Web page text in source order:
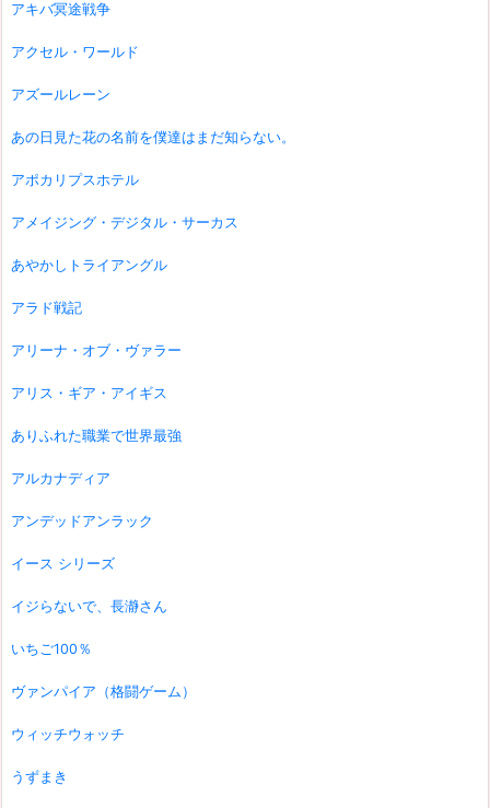
アキバ冥途戦争
アクセル・ワールド
アズールレーン
あの日見た花の名前を僕達はまだ知らない。
アポカリプスホテル
アメイジング・デジタル・サーカス
あやかしトライアングル
アラド戦記
アリーナ・オブ・ヴァラー
アリス・ギア・アイギス
ありふれた職業で世界最強
アルカナディア
アンデッドアンラック
イース シリーズ
イジらないで、長瀞さん
いちご100％
ヴァンパイア（格闘ゲーム）
ウィッチウォッチ
うずまき